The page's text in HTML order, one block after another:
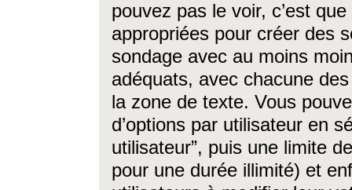
pouvez pas le voir, c’est
appropriées pour créer des
sondage avec au moins
adéquats, avec chacune
la zone de texte. Vous
d’options par utilisateur en
utilisateur”, puis une limite
pour une durée illimité) et